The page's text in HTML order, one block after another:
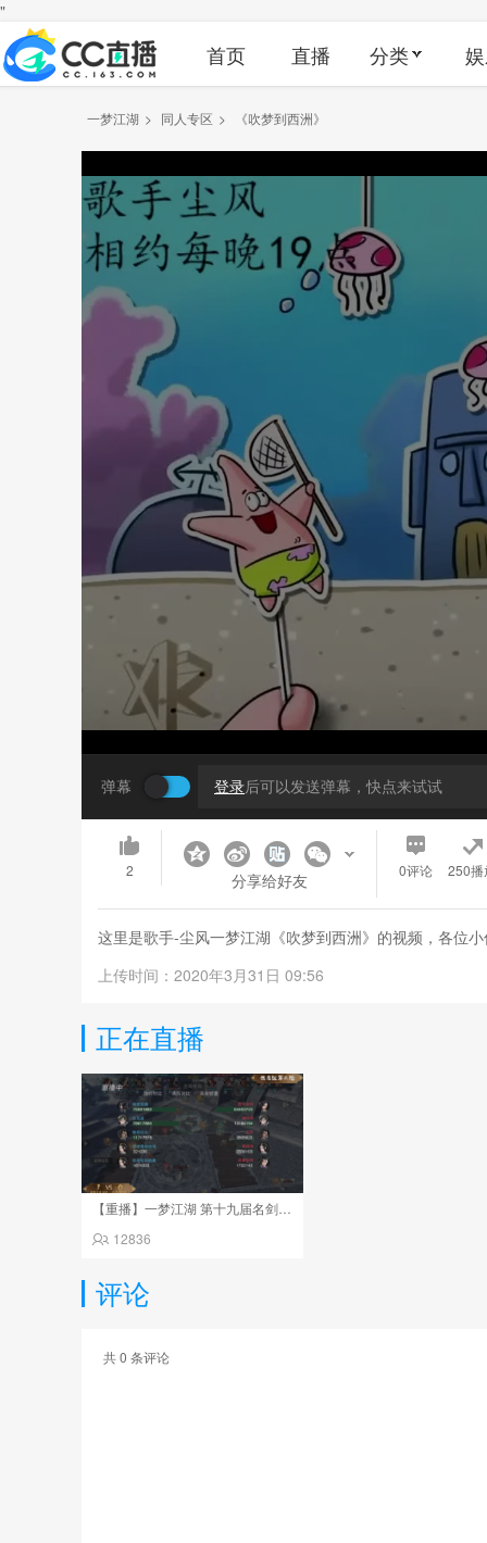
"
首页 直播 分类
一梦江湖 > 同人专区 > 《吹梦到西洲》
弹幕 登录后可以发送弹幕，快点来试试
2 分享给好友 0评论 250播
这里是歌手-尘风一梦江湖《吹梦到西洲》的视频，各位
上传时间：2020年3月31日 09:56
正在直播
12836
评论
共0 条评论